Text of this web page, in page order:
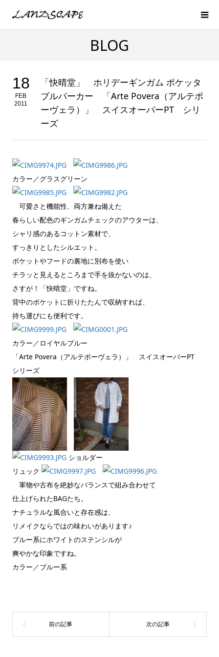
BLOG
18
FEB
2011
「快晴堂」 ホリデーギンガム ポケッタ
ブルパーカー 「Arte Povera（アルテポ
ーヴェラ）」 スイスオーバーPT シリ
ーズ
カラー／グラスグリーン
可愛さと機能性、両方兼ね備えた
春らしい配色のギンガムチェックのアウターは、
シャリ感のあるコットン素材で、
すっきりとしたシルエット。
ポケットやフードの裏地に別布を使い
チラッと見えるところまで手を抜かないのは、
さすが！「快晴堂」ですね。
背中のポケットに折りたたんで収納すれば、
持ち運びにも便利です。
カラー／ロイヤルブルー
「Arte Povera（アルテポーヴェラ）」 スイスオーバーPT
シリーズ
ショルダー
リュック
軍物や古布を絶妙なバランスで組み合わせて
仕上げられたBAGたち。
ナチュラルな風合いと存在感は、
リメイクならではの味わいがあります♪
ブルー系にホワイトのステンシルが
爽やかな印象ですね。
カラー／ブルー系